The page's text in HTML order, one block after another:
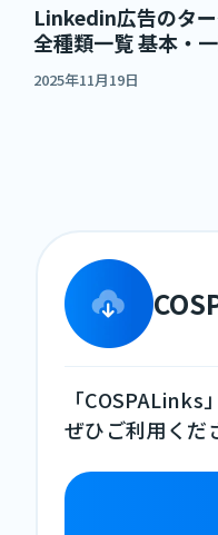
Linkedin広告のタ
全種類一覧 基本・
張オーディエンスま
2025年11月19日
「COSPALinks
ぜひご利用くだ